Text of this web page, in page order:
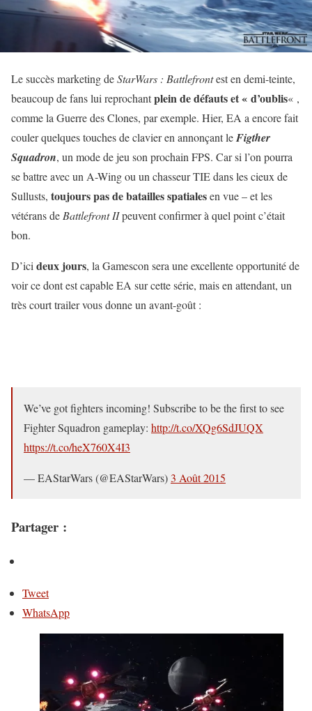
Le succès marketing deStarWars : Battlefrontest en demi-teinte,
beaucoup de fans lui reprochantplein de défauts et « d’oublis« ,
comme la Guerre des Clones, par exemple. Hier, EA a encore fait
couler quelques touches de clavier en annonçant leFigther
Squadron, un mode de jeu son prochain FPS. Car si l’on pourra
se battre avec un A-Wing ou un chasseur TIE dans les cieux de
Sullusts, toujours pas de batailles spatialesen vue – et les
vétérans de Battlefront IIpeuvent confirmer à quel point c’était
bon.
D’ici deux jours, la Gamescon sera une excellente opportunité de
voir ce dont est capable EA sur cette série, mais en attendant, un
très court trailer vous donne un avant-goût :
We’ve got fighters incoming! Subscribe to be the first to see
Fighter Squadron gameplay: http://t.co/XQg6SdJUQX
https://t.co/heX760X4I3
— EAStarWars (@EAStarWars)3 Août 2015
Partager :
Tweet
WhatsApp